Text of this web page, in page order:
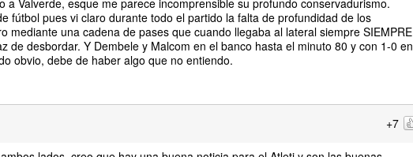
a Valverde, esque me parece incomprensible su profundo conservadurismo.
fútbol pues vi claro durante todo el partido la falta de profundidad de los
mediante una cadena de pases que cuando llegaba al lateral siempre SIEMPRE
de desbordar. Y Dembele y Malcom en el banco hasta el minuto 80 y con 1-0 en
obvio, debe de haber algo que no entiendo.
+7